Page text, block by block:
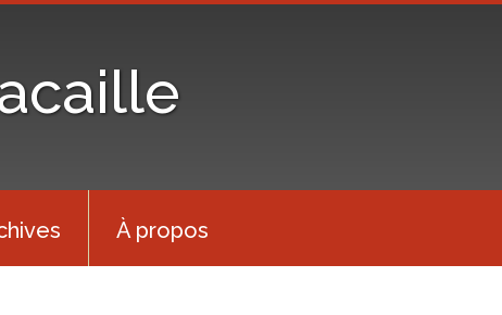
À propos